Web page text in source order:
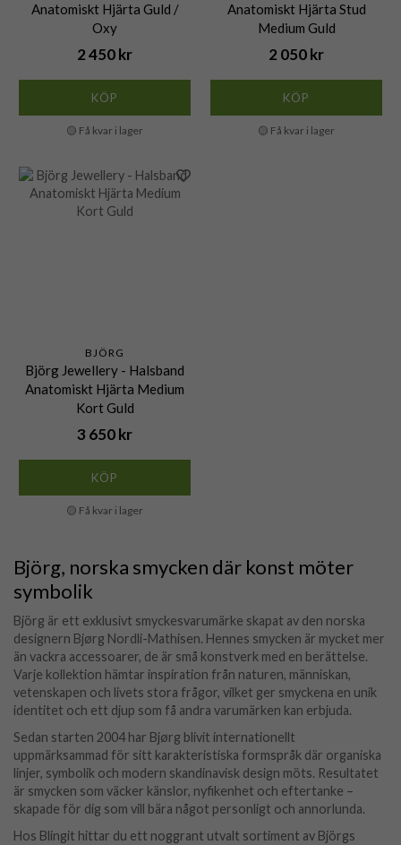
Anatomiskt Hjärta Guld /
Oxy
2 450 kr
KÖP
🟡 Få kvar i lager
Anatomiskt Hjärta Stud
Medium Guld
2 050 kr
KÖP
🟡 Få kvar i lager
BJÖRG
Björg Jewellery - Halsband
Anatomiskt Hjärta Medium
Kort Guld
3 650 kr
KÖP
🟡 Få kvar i lager
Björg, norska smycken där konst möter
symbolik
Björg är ett exklusivt smyckesvarumärke skapat av den norska
designern Bjørg Nordli-Mathisen. Hennes smycken är mycket mer
än vackra accessoarer, de är små konstverk med en berättelse.
Varje kollektion hämtar inspiration från naturen, människan,
vetenskapen och livets stora frågor, vilket ger smyckena en unik
identitet och ett djup som få andra varumärken kan erbjuda.
Sedan starten 2004 har Bjørg blivit internationellt
uppmärksammad för sitt karakteristiska formspråk där organiska
linjer, symbolik och modern skandinavisk design möts. Resultatet
är smycken som väcker känslor, nyfikenhet och eftertanke –
skapade för dig som vill bära något personligt och annorlunda.
Hos Blingit hittar du ett noggrant utvalt sortiment av Björgs